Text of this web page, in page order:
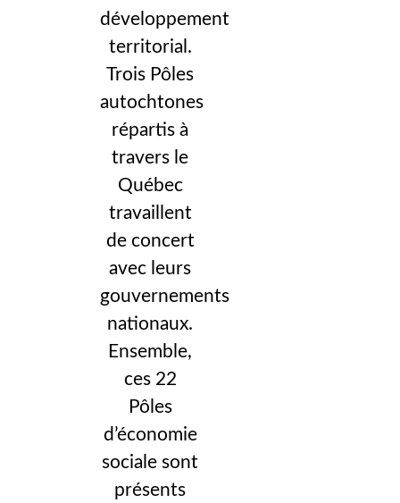
développement
territorial.
Trois Pôles
autochtones
répartis à
travers le
Québec
travaillent
de concert
avec leurs
gouvernements
nationaux.
Ensemble,
ces 22
Pôles
d’économie
sociale sont
présents